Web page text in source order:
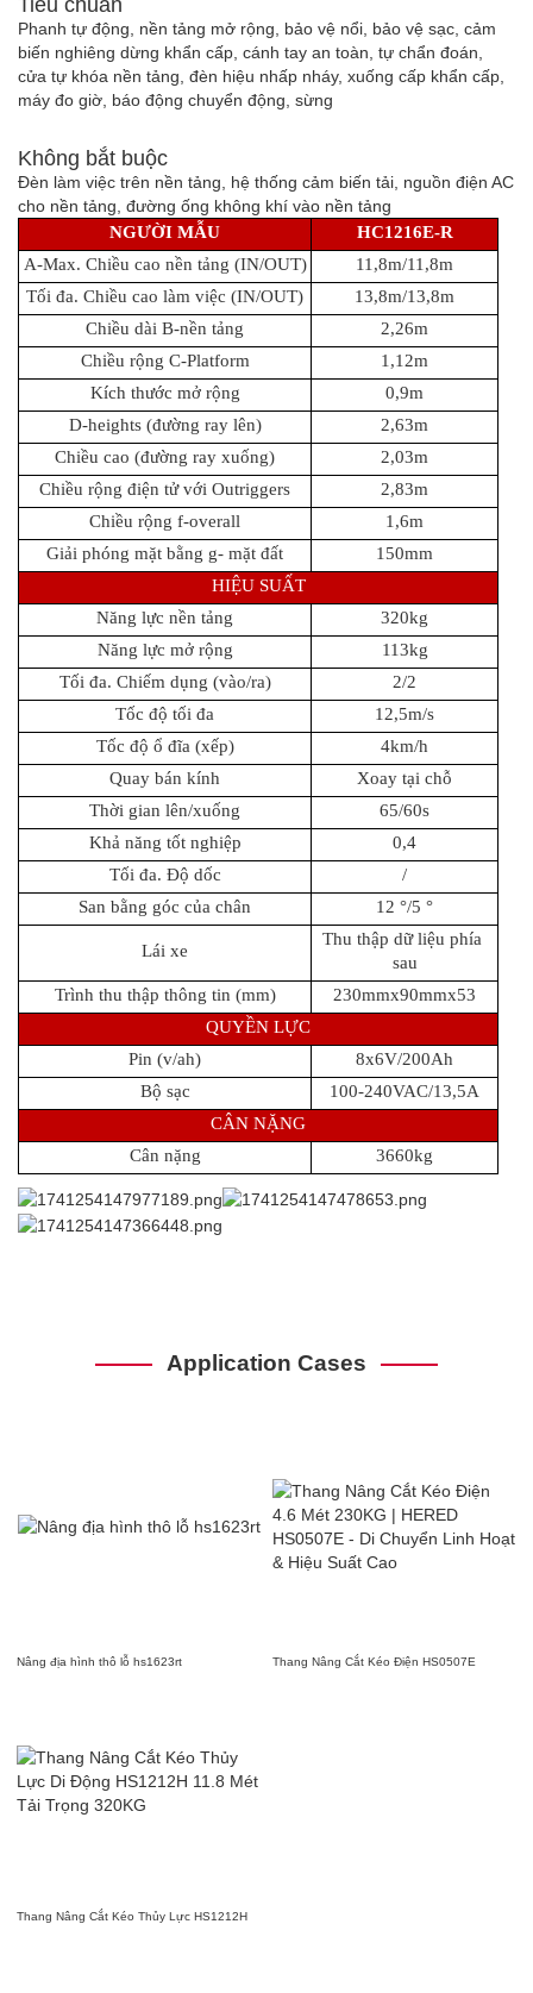
Tiêu chuẩn
Phanh tự động, nền tảng mở rộng, bảo vệ nổi, bảo vệ sạc, cảm
biến nghiêng dừng khẩn cấp, cánh tay an toàn, tự chẩn đoán,
cửa tự khóa nền tảng, đèn hiệu nhấp nháy, xuống cấp khẩn cấp,
máy đo giờ, báo động chuyển động, sừng
Không bắt buộc
Đèn làm việc trên nền tảng, hệ thống cảm biến tải, nguồn điện AC
cho nền tảng, đường ống không khí vào nền tảng
NGƯỜI MẪU
HC1216E-R
A-Max. Chiều cao nền tảng (IN/OUT)
11,8m/11,8m
Tối đa. Chiều cao làm việc (IN/OUT)
13,8m/13,8m
Chiều dài B-nền tảng
2,26m
Chiều rộng C-Platform
1,12m
Kích thước mở rộng
0,9m
D-heights (đường ray lên)
2,63m
Chiều cao (đường ray xuống)
2,03m
Chiều rộng điện tử với Outriggers
2,83m
Chiều rộng f-overall
1,6m
Giải phóng mặt bằng g- mặt đất
150mm
HIỆU SUẤT
Năng lực nền tảng
320kg
Năng lực mở rộng
113kg
Tối đa. Chiếm dụng (vào/ra)
2/2
Tốc độ tối đa
12,5m/s
Tốc độ ổ đĩa (xếp)
4km/h
Quay bán kính
Xoay tại chỗ
Thời gian lên/xuống
65/60s
Khả năng tốt nghiệp
0,4
Tối đa. Độ dốc
/
San bằng góc của chân
12 °/5 °
Lái xe
Thu thập dữ liệu phía
sau
Trình thu thập thông tin (mm)
230mmx90mmx53
QUYỀN LỰC
Pin (v/ah)
8x6V/200Ah
Bộ sạc
100-240VAC/13,5A
CÂN NẶNG
Cân nặng
3660kg
Application Cases
Nâng địa hình thô lỗ hs1623rt Thang Nâng Cắt Kéo Điện HS0507E
Thang Nâng Cắt Kéo Thủy Lực HS1212H